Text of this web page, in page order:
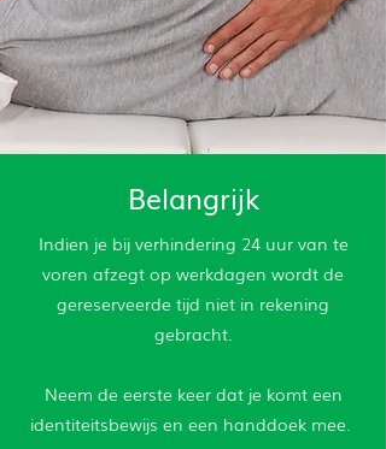
Belangrijk
Indien je bij verhindering 24 uur van te
voren afzegt op werkdagen wordt de
gereserveerde tijd niet in rekening
gebracht.
Neem de eerste keer dat je komt een
identiteitsbewijs en een handdoek mee.